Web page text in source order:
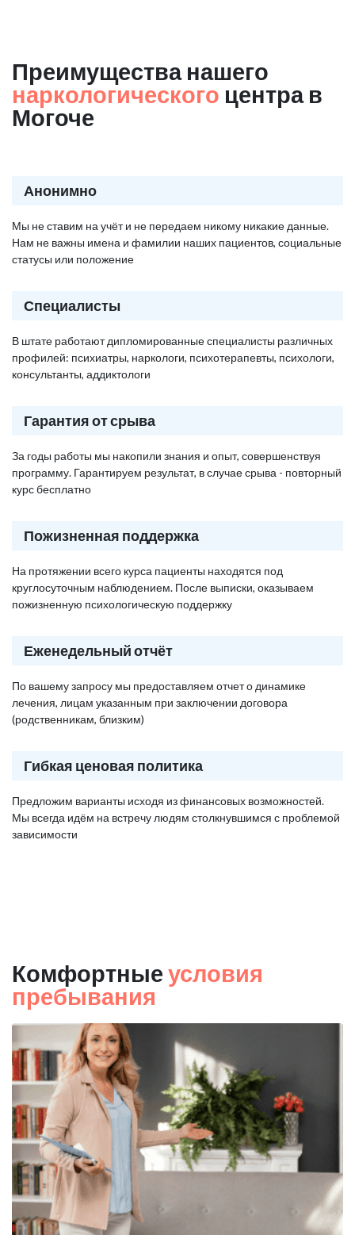
Преимущества нашего
наркологического центра в
Могоче
Анонимно
Мы не ставим на учёт и не передаем никому никакие данные.
Нам не важны имена и фамилии наших пациентов, социальные
статусы или положение
Специалисты
В штате работают дипломированные специалисты различных
профилей: психиатры, наркологи, психотерапевты, психологи,
консультанты, аддиктологи
Гарантия от срыва
За годы работы мы накопили знания и опыт, совершенствуя
программу. Гарантируем результат, в случае срыва - повторный
курс бесплатно
Пожизненная поддержка
На протяжении всего курса пациенты находятся под
круглосуточным наблюдением. После выписки, оказываем
пожизненную психологическую поддержку
Еженедельный отчёт
По вашему запросу мы предоставляем отчет о динамике
лечения, лицам указанным при заключении договора
(родственникам, близким)
Гибкая ценовая политика
Предложим варианты исходя из финансовых возможностей.
Мы всегда идём на встречу людям столкнувшимся с проблемой
зависимости
Комфортные условия
пребывания